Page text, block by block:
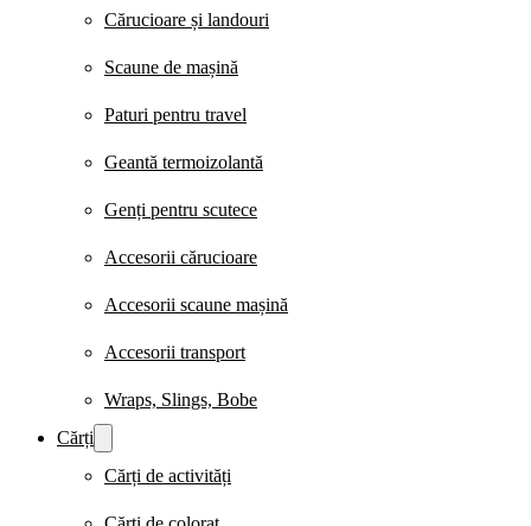
Cărucioare și landouri
Scaune de mașină
Paturi pentru travel
Geantă termoizolantă
Genți pentru scutece
Accesorii cărucioare
Accesorii scaune mașină
Accesorii transport
Wraps, Slings, Bobe
Cărți
Cărți de activități